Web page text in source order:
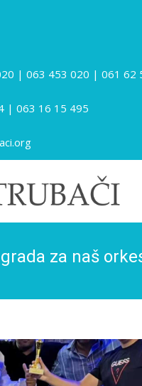
| 063 453 020 | 061 62
| 063 16 15 495
za naš